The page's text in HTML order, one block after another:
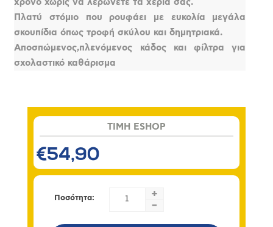
Πλατύ στόμιο που ρουφάει με ευκολία μεγάλα
σκουπίδια όπως τροφή σκύλου και δημητριακά.
Αποσπώμενος,πλενόμενος κάδος και φίλτρα για
σχολαστικό καθάρισμα
TIMH ESHOP
€54,90
Ποσότητα:
+
-